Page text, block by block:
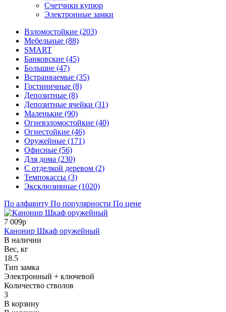
Счетчики купюр
Электронные замки
Взломостойкие (203)
Мебельные (88)
SMART
Банковские (45)
Большие (47)
Встраиваемые (35)
Гостиничные (8)
Депозитные (8)
Депозитные ячейки (31)
Маленькие (90)
Огневзломостойкие (40)
Огнестойкие (46)
Оружейные (171)
Офисные (56)
Для дома (230)
С отделкой деревом (2)
Темпокассы (3)
Эксклюзивные (1020)
По алфавиту По популярности По цене
7 009р
Канонир Шкаф оружейный
В наличии
Вес, кг
18.5
Тип замка
Электронный + ключевой
Количество стволов
3
В корзину